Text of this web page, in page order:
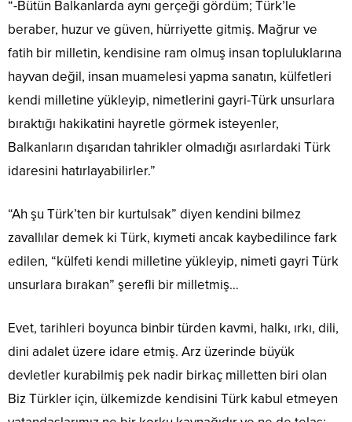
“-Bütün Balkanlarda aynı gerçeği gördüm; Türk’le
beraber, huzur ve güven, hürriyette gitmiş. Mağrur ve
fatih bir milletin, kendisine ram olmuş insan topluluklarına
hayvan değil, insan muamelesi yapma sanatın, külfetleri
kendi milletine yükleyip, nimetlerini gayri-Türk unsurlara
bıraktığı hakikatini hayretle görmek isteyenler,
Balkanların dışarıdan tahrikler olmadığı asırlardaki Türk
idaresini hatırlayabilirler.”
“Ah şu Türk’ten bir kurtulsak” diyen kendini bilmez
zavallılar demek ki Türk, kıymeti ancak kaybedilince fark
edilen, “külfeti kendi milletine yükleyip, nimeti gayri Türk
unsurlara bırakan” şerefli bir milletmiş…
Evet, tarihleri boyunca binbir türden kavmi, halkı, ırkı, dili,
dini adalet üzere idare etmiş. Arz üzerinde büyük
devletler kurabilmiş pek nadir birkaç milletten biri olan
Biz Türkler için, ülkemizde kendisini Türk kabul etmeyen